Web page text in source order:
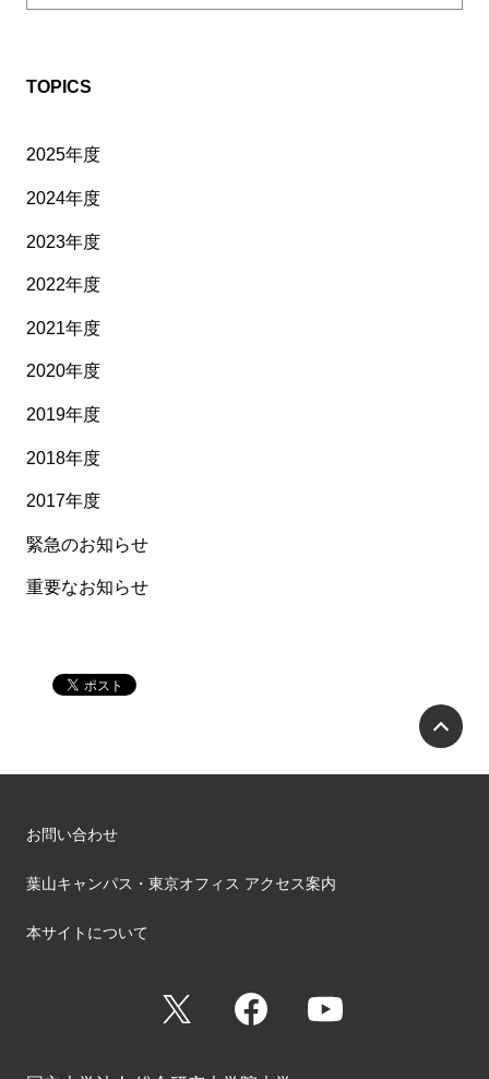
TOPICS
2025年度
2024年度
2023年度
2022年度
2021年度
2020年度
2019年度
2018年度
2017年度
緊急のお知らせ
重要なお知らせ
お問い合わせ
葉山キャンパス・東京オフィス アクセス案内
本サイトについて
Facebook